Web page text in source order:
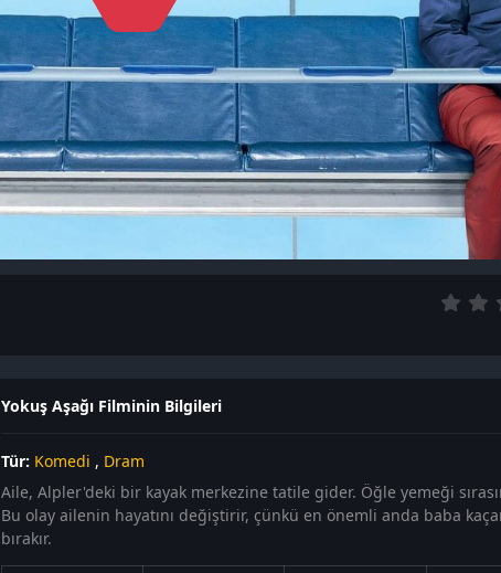
Yokuş Aşağı Filminin Bilgileri
Tür: Komedi , Dram
Aile, Alpler'deki bir kayak merkezine tatile gider. Öğle yemeği
Bu olay ailenin hayatını değiştirir, çünkü en önemli anda baba
bırakır.